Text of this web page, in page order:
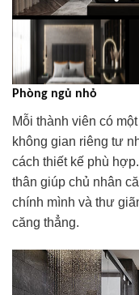
Phòng ngủ nhỏ
Mỗi thành viên có
không gian riêng tư
cách thiết kế phù
thân giúp chủ nhân
chính mình và thư
căng thẳng.